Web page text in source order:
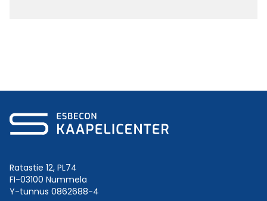
Ratastie 12, PL74
FI-03100 Nummela
Y-tunnus 0862688-4